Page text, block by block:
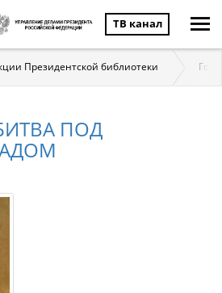
ТВ канал
Президентской библиотеки
ПОД